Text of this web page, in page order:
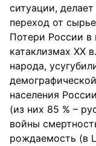
ситуации,
переход от
Потери России в
катаклизмах XX
народа,
населения
(из них 85 % –
войны
рождаемость (в